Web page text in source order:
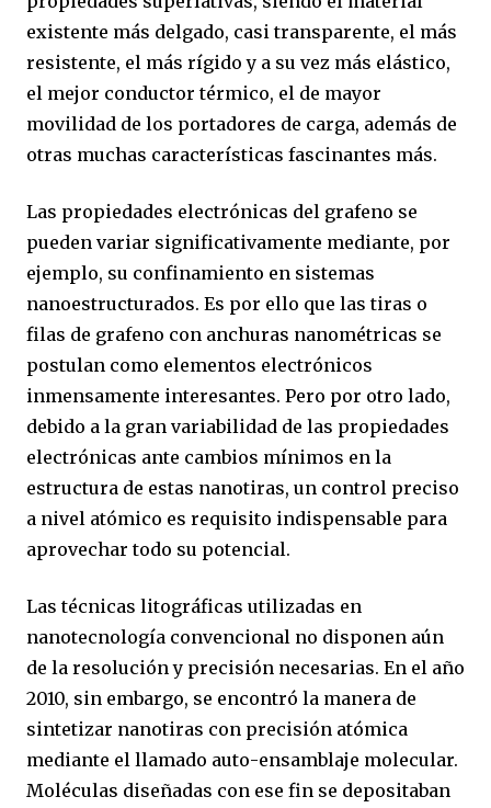
existente más delgado, casi transparente, el más
resistente, el más rígido y a su vez más elástico,
el mejor conductor térmico, el de mayor
movilidad de los portadores de carga, además de
otras muchas características fascinantes más.
Las propiedades electrónicas del grafeno se
pueden variar significativamente mediante, por
ejemplo, su confinamiento en sistemas
nanoestructurados. Es por ello que las tiras o
filas de grafeno con anchuras nanométricas se
postulan como elementos electrónicos
inmensamente interesantes. Pero por otro lado,
debido a la gran variabilidad de las propiedades
electrónicas ante cambios mínimos en la
estructura de estas nanotiras, un control preciso
a nivel atómico es requisito indispensable para
aprovechar todo su potencial.
Las técnicas litográficas utilizadas en
nanotecnología convencional no disponen aún
de la resolución y precisión necesarias. En el año
2010, sin embargo, se encontró la manera de
sintetizar nanotiras con precisión atómica
mediante el llamado auto-ensamblaje molecular.
Moléculas diseñadas con ese fin se depositaban